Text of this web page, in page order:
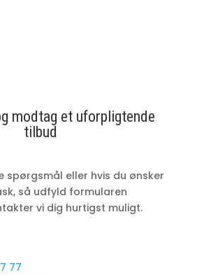
modtag et uforpligtende
tilbud
spørgsmål eller hvis du ønsker
så udfyld formularen
vi dig hurtigst muligt.
77